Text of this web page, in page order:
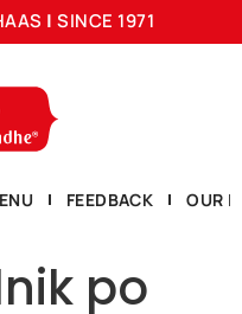
| SINCE 1971
FEEDBACK OUR
po